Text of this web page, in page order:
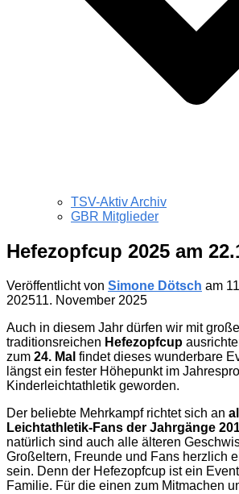
TSV-Aktiv Archiv
GBR Mitglieder
Hefezopfcup 2025 am
Veröffentlicht von Simone Dötsch am
202511. November 2025
Auch in diesem Jahr dürfen wir mit
traditionsreichen Hefezopfcup
zum 24. Mal findet dieses wunderbare
längst ein fester Höhepunkt im
Kinderleichtathletik geworden.
Der beliebte Mehrkampf richtet sich an
Leichtathletik-Fans der Jahrgänge
natürlich sind auch alle älteren
Großeltern, Freunde und Fans herzlich
sein. Denn der Hefezopfcup ist ein
Familie. Für die einen zum Mitmachen